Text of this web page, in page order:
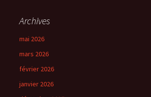
Archives
mai 2026
mars 2026
février 2026
janvier 2026